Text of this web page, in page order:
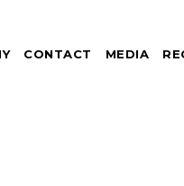
CONTACT MEDIA